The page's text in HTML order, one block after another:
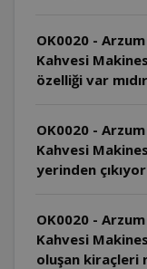
OK0020 -
Kahvesi
özelliği var
OK0020 -
Kahvesi
yerinden
OK0020 -
Kahvesi
oluşan kiraçleri